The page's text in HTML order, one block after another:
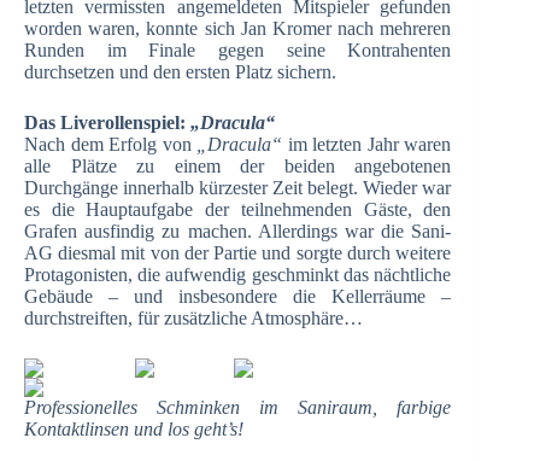
letzten vermissten angemeldeten Mitspieler gefunden
worden waren, konnte sich Jan Kromer nach mehreren
Runden im Finale gegen seine Kontrahenten
durchsetzen und den ersten Platz sichern.
Das Liverollenspiel: „Dracula“
Nach dem Erfolg von
„Dracula“ im letzten Jahr waren
alle Plätze zu einem der beiden angebotenen
Durchgänge innerhalb kürzester Zeit belegt. Wieder war
es die Hauptaufgabe der teilnehmenden Gäste, den
Grafen ausfindig zu machen. Allerdings war die Sani-
AG diesmal mit von der Partie und sorgte durch weitere
Protagonisten, die aufwendig geschminkt das nächtliche
Gebäude – und insbesondere die Kellerräume –
durchstreiften, für zusätzliche Atmosphäre…
Professionelles Schminken im Saniraum, farbige
Kontaktlinsen und los geht’s!